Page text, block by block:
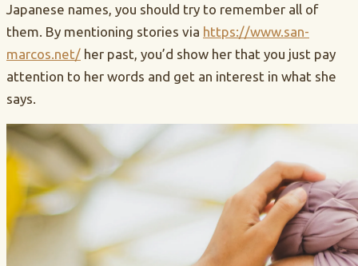
Japanese names, you should try to remember all of
them. By mentioning stories via https://www.san-
marcos.net/ her past, you’d show her that you just pay
attention to her words and get an interest in what she
says.